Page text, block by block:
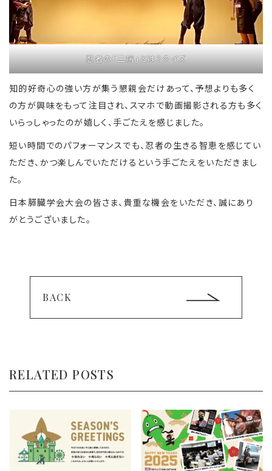
忍者の「三病」とは？クイズ
知的好奇心の強い方が集う懇親会だけあって、予想よりも多く
の方が興味をもって注目され、スマホで動画撮影される方も多く
いらっしゃったのが嬉しく、手ごたえを感じました。
短い時間でのパフォーマンスでも、忍者の生きる智恵を感じてい
ただき、かつ楽しんでいただけるという手ごたえをいただきまし
た。
日本膵臓学会大会の皆さま、貴重な機会をいただき、誠にあり
がとうございました。
BACK
RELATED POSTS